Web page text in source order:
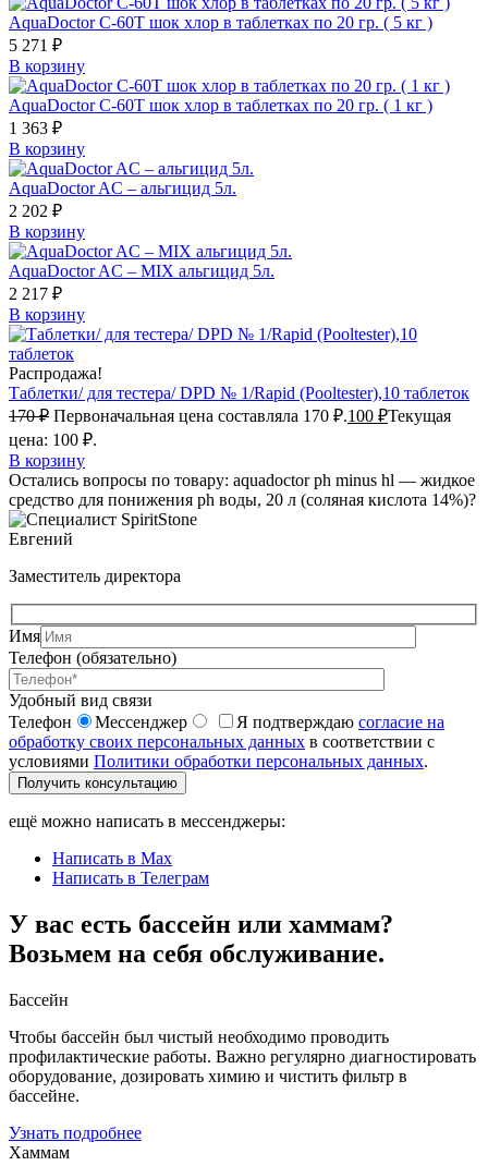
AquaDoctor C-60T шок хлор в таблетках по 20 гр. ( 5 кг )
5 271 ₽
В корзину
AquaDoctor C-60T шок хлор в таблетках по 20 гр. ( 1 кг )
1 363 ₽
В корзину
AquaDoctor AC – альгицид 5л.
2 202 ₽
В корзину
AquaDoctor AC – MIX альгицид 5л.
2 217 ₽
В корзину
Распродажа!
Таблетки/ для тестера/ DPD № 1/Rapid (Pooltester),10 таблеток
170₽ Первоначальная цена составляла 170 ₽.100 ₽Текущая
цена: 100 ₽.
В корзину
Остались вопросы по товару: aquadoctor ph minus hl — жидкое
средство для понижения ph воды, 20 л (соляная кислота 14%)?
Евгений
Заместитель директора
Имя
Телефон (обязательно)
Удобный вид связи
Телефон
Мессенджер Я подтверждаю согласие на
обработку своих персональных данных в соответствии с
условиями Политики обработки персональных данных.
Получить консультацию
ещё можно написать в мессенджеры:
Написать в Max
Написать в Телеграм
У вас есть бассейн или хаммам?
Возьмем на себя обслуживание.
Бассейн
Чтобы бассейн был чистый необходимо проводить
профилактические работы. Важно регулярно диагностировать
оборудование, дозировать химию и чистить фильтр в
бассейне.
Узнать подробнее
Хаммам